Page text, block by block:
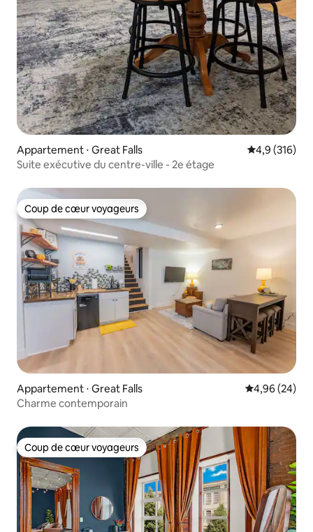
Appartement ⋅ Great Falls Évaluation
4,9 (316)
Suite exécutive du centre-ville - 2e étage
Coup de cœur voyageurs
Coup de cœur voyageurs
Appartement ⋅ Great Falls Évaluation
4,96 (24)
Charme contemporain
Coup de cœur voyageurs
Coup de cœur voyageurs